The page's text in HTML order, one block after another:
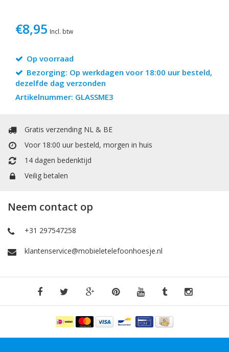
€8,95 Incl. btw
Op voorraad
Bezorging: Op werkdagen voor 18:00 uur besteld,
dezelfde dag verzonden
Artikelnummer: GLASSME3
Gratis verzending NL & BE
Voor 18:00 uur besteld, morgen in huis
14 dagen bedenktijd
Veilig betalen
Neem contact op
+31 297547258
klantenservice@mobieletelefoonhoesje.nl